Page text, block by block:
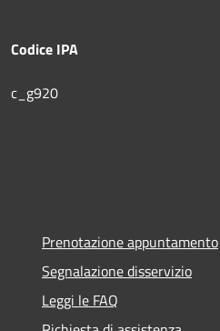
Codice IPA
c_g920
Prenotazione appuntamento
Segnalazione disservizio
Leggi le FAQ